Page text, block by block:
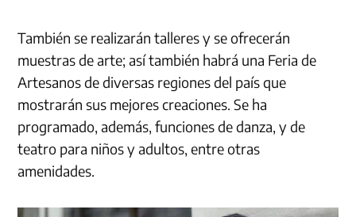
También se realizarán talleres y se ofrecerán
muestras de arte; así también habrá una Feria de
Artesanos de diversas regiones del país que
mostrarán sus mejores creaciones. Se ha
programado, además, funciones de danza, y de
teatro para niños y adultos, entre otras
amenidades.